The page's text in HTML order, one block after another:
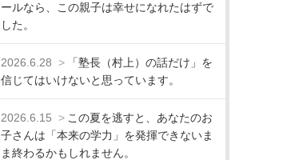
ールなら、この親子は幸せになれたはずで
した。
2026.6.28
「塾長（村上）の話だけ」を
信じてはいけないと思っています。
2026.6.15
この夏を逃すと、あなたのお
子さんは「本来の学力」を発揮できないま
ま終わるかもしれません。